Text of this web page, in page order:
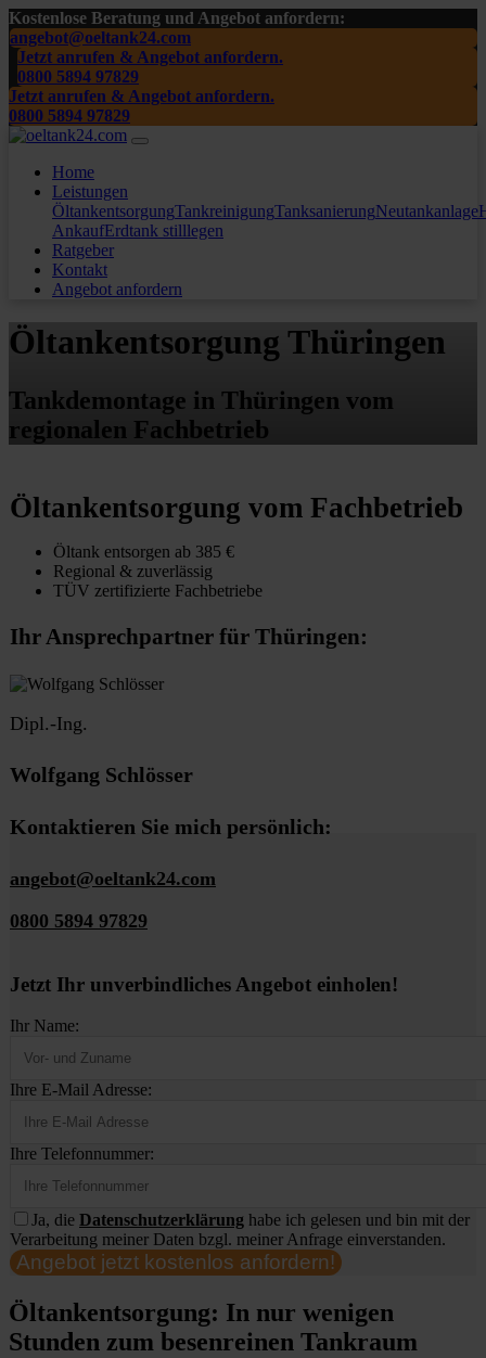
Kostenlose Beratung und Angebot anfordern:
angebot@oeltank24.com
Jetzt anrufen & Angebot anfordern.
0800 5894 97829
Jetzt anrufen & Angebot anfordern.
0800 5894 97829
Home
Leistungen
ÖltankentsorgungTankreinigungTanksanierungNeutankanlage
AnkaufErdtank stilllegen
Ratgeber
Kontakt
Angebot anfordern
Öltankentsorgung Thüringen
Tankdemontage in Thüringen vom
regionalen Fachbetrieb
Öltankentsorgung vom Fachbetrieb
Öltank entsorgen ab 385 €
Regional & zuverlässig
TÜV zertifizierte Fachbetriebe
Ihr Ansprechpartner für Thüringen:
Dipl.-Ing.
Wolfgang Schlösser
Kontaktieren Sie mich persönlich:
angebot@oeltank24.com
0800 5894 97829
Jetzt Ihr unverbindliches Angebot einholen!
Ihr Name:
Ihre E-Mail Adresse:
Ihre Telefonnummer:
Ja, die Datenschutzerklärung habe ich gelesen und bin mit der
Verarbeitung meiner Daten bzgl. meiner Anfrage einverstanden.
Angebot jetzt kostenlos anfordern!
Öltankentsorgung: In nur wenigen
Stunden zum besenreinen Tankraum